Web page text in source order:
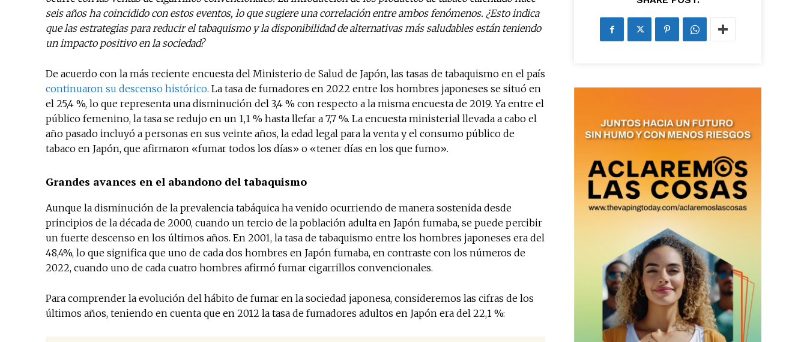
No te pierdas de las últimas
noticias
Suscríbete a nuestro boletín diario y recibe todas las
noticias del vapeo y la reducción de daños en tu correo
Subscribe to our daily clipping and receive all the news
of vaping and tobacco harm reduction in your email.
SUBSCRIBIRSE
seis años ha coincidido con estos eventos, lo que sugiere una correlación entre ambos fenómenos. ¿Esto indica
que las estrategias para reducir el tabaquismo y la disponibilidad de alternativas más saludables están teniendo
un impacto positivo en la sociedad?
De acuerdo con la más reciente encuesta del Ministerio de Salud de Japón, las tasas de tabaquismo en el país
continuaron su descenso histórico. La tasa de fumadores en 2022 entre los hombres japoneses se situó en
el 25,4 %, lo que representa una disminución del 3,4 % con respecto a la misma encuesta de 2019. Ya entre el
público femenino, la tasa se redujo en un 1,1 % hasta llefar a 7,7 %. La encuesta ministerial llevada a cabo el
año pasado incluyó a personas en sus veinte años, la edad legal para la venta y el consumo público de
tabaco en Japón, que afirmaron «fumar todos los días» o «tener días en los que fumo».
Grandes avances en el abandono del tabaquismo
Aunque la disminución de la prevalencia tabáquica ha venido ocurriendo de manera sostenida desde
principios de la década de 2000, cuando un tercio de la población adulta en Japón fumaba, se puede percibir
un fuerte descenso en los últimos años. En 2001, la tasa de tabaquismo entre los hombres japoneses era del
48,4%, lo que significa que uno de cada dos hombres en Japón fumaba, en contraste con los números de
2022, cuando uno de cada cuatro hombres afirmó fumar cigarrillos convencionales.
Para comprender la evolución del hábito de fumar en la sociedad japonesa, consideremos las cifras de los
últimos años, teniendo en cuenta que en 2012 la tasa de fumadores adultos en Japón era del 22,1 %: